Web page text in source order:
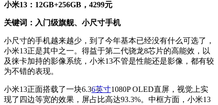
小米13：12GB+256GB，4299元
关键词：入门级旗舰、小尺寸手机
小尺寸的手机越来越少，到了今年基本已经没有什么可选了，
小米13正是其中之一。得益于第二代骁龙8芯片的高能效，以
及徕卡加持的影像系统，小米13不管是性能还是影像，都有较
为不错的表现。
小米13正面搭载了一块6.36英寸1080P OLED直屏，视觉上实
现了四边等宽的效果，屏占比高达93.3%。中框方面，小米13